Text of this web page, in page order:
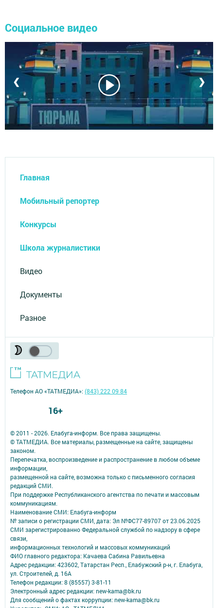
Социальное видео
❮ ❯
Главная
Мобильный репортер
Конкурсы
Школа журналистики
Видео
Документы
Разное
© 2011 - 2026. Елабуга-информ. Все права защищены.
© ТАТМЕДИА. Все материалы, размещенные на сайте, защищены
законом.
Перепечатка, воспроизведение и распространение в любом объеме
информации,
размещенной на сайте, возможна только с письменного согласия
редакций СМИ.
При поддержке Республиканского агентства по печати и массовым
коммуникациям.
Наименование СМИ: Елабуга-информ
№ записи о регистрации СМИ, дата: Эл №ФС77-89707 от 23.06.2025
СМИ зарегистрированно Федеральной службой по надзору в сфере
связи,
информационных технологий и массовых коммуникаций
ФИО главного редактора: Качаева Сабина Равильевна
Адрес редакции: 423602, Татарстан Респ., Елабужский р-н, г. Елабуга,
ул. Строителей, д. 16А
Телефон редакции: 8 (85557) 3-81-11
Электронный адрес редакции: new-kama@bk.ru
Для сообщений о фактах коррупции: new-kama@bk.ru
Телефон АО «ТАТМЕДИА»:(843) 222 09 84
16+